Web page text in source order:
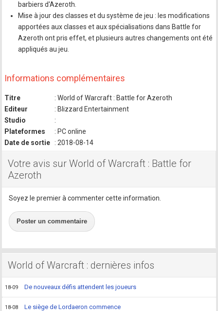
barbiers d'Azeroth.
Mise à jour des classes et du système de jeu : les modifications
apportées aux classes et aux spécialisations dans Battle for
Azeroth ont pris effet, et plusieurs autres changements ont été
appliqués au jeu.
Informations complémentaires
Titre
: World of Warcraft : Battle for Azeroth
Editeur
: Blizzard Entertainment
Studio
:
Plateformes
: PC online
Date de sortie
: 2018-08-14
Votre avis sur World of Warcraft : Battle for
Azeroth
Soyez le premier à commenter cette information.
Poster un commentaire
World of Warcraft : dernières infos
18-09 De nouveaux défis attendent les joueurs
18-08 Le siège de Lordaeron commence